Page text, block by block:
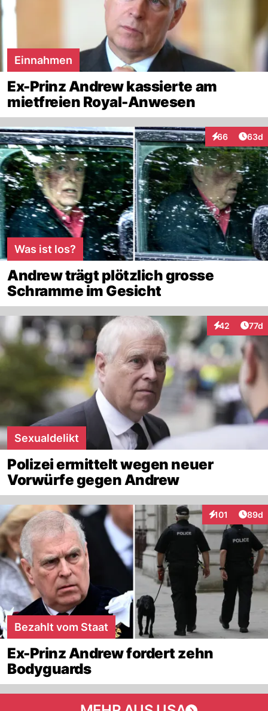
Einnahmen
Ex-Prinz Andrew kassierte am
mietfreien Royal-Anwesen
66
Interaktionen
63d
Was ist los?
Andrew trägt plötzlich grosse
Schramme im Gesicht
42
Interaktionen
77d
Sexualdelikt
Polizei ermittelt wegen neuer
Vorwürfe gegen Andrew
101
Interaktionen
89d
Bezahlt vom Staat
Ex-Prinz Andrew fordert zehn
Bodyguards